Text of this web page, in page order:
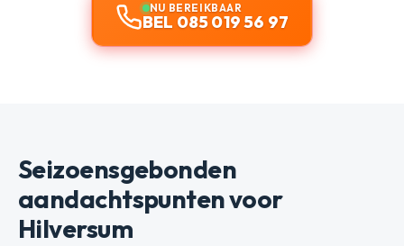
NU BEREIKBAAR
BEL 085 019 56 97
Seizoensgebonden
aandachtspunten voor
Hilversum